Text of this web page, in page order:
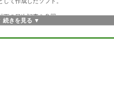
下の目次記事を参照
続きを見る ▼